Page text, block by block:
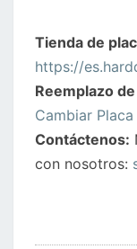
Tienda de
https://
Reemplazo
Cambiar
Contáctenos:
con nosotros: